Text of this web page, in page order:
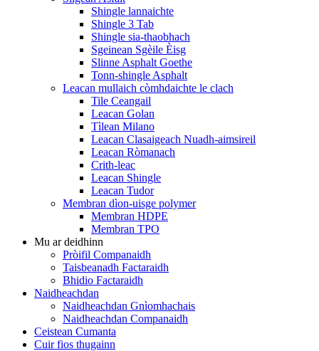
Shingle lannaichte
Shingle 3 Tab
Shingle sia-thaobhach
Sgeinean Sgèile Èisg
Slinne Asphalt Goethe
Tonn-shingle Asphalt
Leacan mullaich còmhdaichte le clach
Tile Ceangail
Leacan Golan
Tìlean Milano
Leacan Clasaigeach Nuadh-aimsireil
Leacan Ròmanach
Crith-leac
Leacan Shingle
Leacan Tudor
Membran dìon-uisge polymer
Membran HDPE
Membran TPO
Mu ar deidhinn
Pròifil Companaidh
Taisbeanadh Factaraidh
Bhidio Factaraidh
Naidheachdan
Naidheachdan Gnìomhachais
Naidheachdan Companaidh
Ceistean Cumanta
Cuir fios thugainn